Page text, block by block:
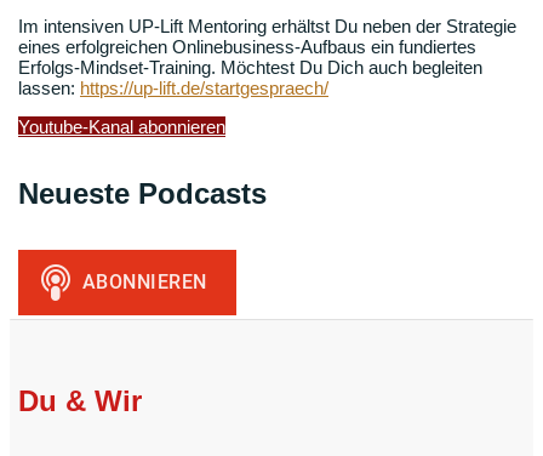
Im intensiven UP-Lift Mentoring erhältst Du neben der Strategie
eines erfolgreichen Onlinebusiness-Aufbaus ein fundiertes
Erfolgs-Mindset-Training. Möchtest Du Dich auch begleiten
lassen: https://up-lift.de/startgespraech/
Youtube-Kanal abonnieren
Neueste Podcasts
Du & Wir